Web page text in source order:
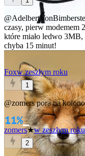
czasy, pierw modemem
które miało ledwo 3MB,
chyba 15 minut!
Foxw zeszłym roku
1
@zomerspora na
zomers★w zeszłym roku
2